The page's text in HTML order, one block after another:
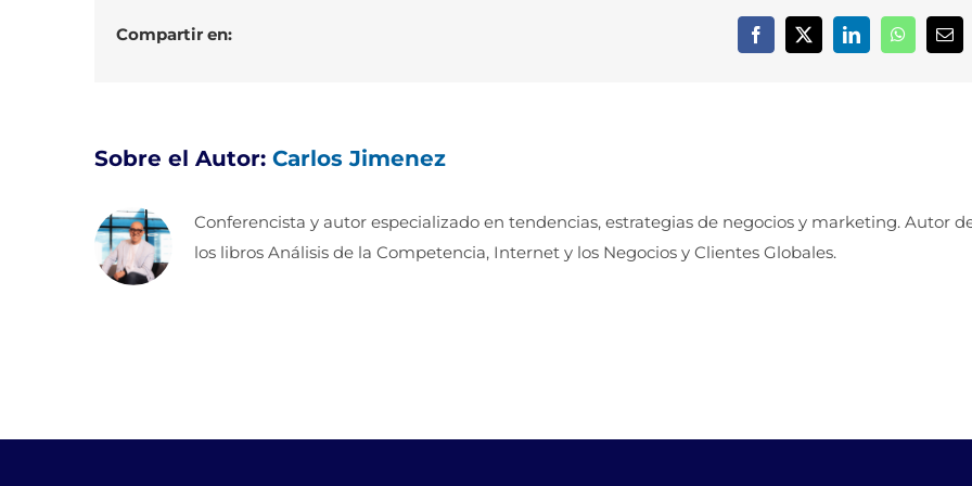
Compartir en: Facebook
X LinkedInWhatsApp
Sobre el Autor: Carlos Jimenez
Conferencista y autor especializado en tendencias, estrategias de negocios y marketing. Autor
los libros Análisis de la Competencia, Internet y los Negocios y Clientes Globales.